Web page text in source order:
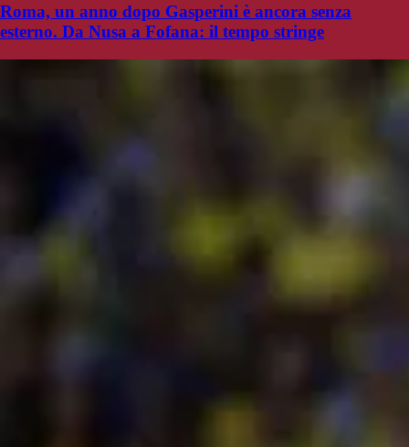
Roma, un anno dopo Gasperini è ancora senza
esterno. Da Nusa a Fofana: il tempo stringe